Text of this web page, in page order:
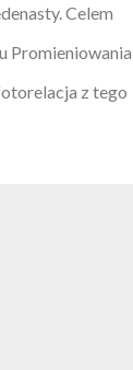
Celem
Promieniowania
z tego